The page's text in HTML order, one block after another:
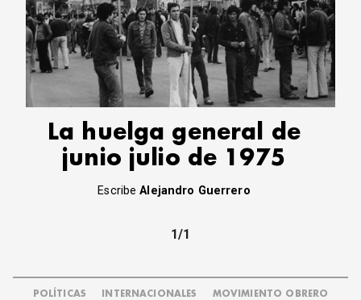
La huelga general de
junio julio de 1975
EscribeAlejandro Guerrero
1/1
POLÍTICAS INTERNACIONALES MOVIMIENTO OBRERO